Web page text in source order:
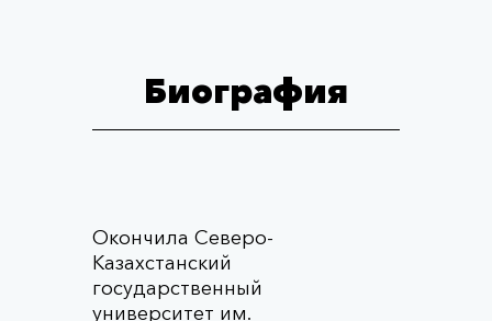
Биография
Окончила Северо-
Казахстанский
государственный
университет им.